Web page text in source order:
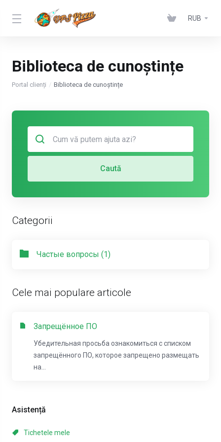
RUB
Biblioteca de cunoștințe
Portal clienți Biblioteca de cunoștințe
Asistență
Tichetele mele
Caută
Categorii
Частые вопросы (1)
Cele mai populare articole
Запрещённое ПО
Убедительная просьба ознакомиться с списком
запрещённого ПО, которое запрещено размещать
на...